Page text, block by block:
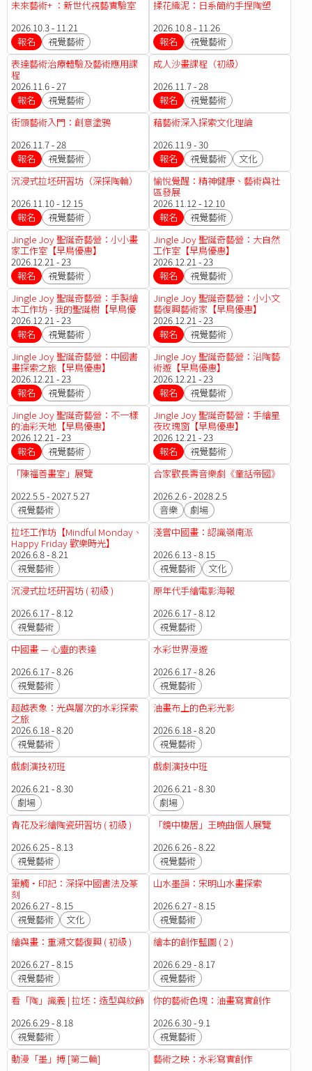
未來藝術+ ：新世代視藝實驗室
2026.10.3 - 11.21
報名
視覺藝術
揉花織泥：日系簡約手捏陶塑
2026.10.8 - 11.26
報名
視覺藝術
表達藝術治療體驗及藝術應用課
程
2026.11.6 - 27
報名
視覺藝術
成人沙畫課程（初級）
2026.11.7 - 28
報名
視覺藝術
街頭藝術入門：創意塗鴉
2026.11.7 - 28
報名
視覺藝術
藉藝術深入探索文化理論
2026.11.9 - 30
報名
視覺藝術
文化
沉浸式拉坯研習坊（深探陶輪）
2026.11.10 - 12.15
報名
視覺藝術
愉悅覺醒：精神健康、藝術與社
區發展
2026.11.12 - 12.10
報名
視覺藝術
Jingle Joy 聖誕奇藝營：小小畫
家工作室【早鳥優惠】
2026.12.21 - 23
報名
視覺藝術
Jingle Joy 聖誕奇藝營：大自然
工作室【早鳥優惠】
2026.12.21 - 23
報名
視覺藝術
Jingle Joy 聖誕奇藝營：手製繪
本工作坊 - 我的聖誕樹【早鳥優
惠】
2026.12.21 - 23
報名
視覺藝術
Jingle Joy 聖誕奇藝營：小小文
藝復興藝術家【早鳥優惠】
2026.12.21 - 23
報名
視覺藝術
Jingle Joy 聖誕奇藝營：中國書
畫探索之旅【早鳥優惠】
2026.12.21 - 23
報名
視覺藝術
Jingle Joy 聖誕奇藝營：沿陶藝
術遊【早鳥優惠】
2026.12.21 - 23
報名
視覺藝術
Jingle Joy 聖誕奇藝營：不一樣
的油彩天地【早鳥優惠】
2026.12.21 - 23
報名
視覺藝術
Jingle Joy 聖誕奇藝營：手繪星
夜玫瑰窗【早鳥優惠】
2026.12.21 - 23
報名
視覺藝術
「陳福善畫室」展覽
2022.5.5 - 2027.5.27
視覺藝術
合家歡長壽音樂劇《童話帝國》
2026.2.6 - 2028.2.5
音樂
劇場
拉坯工作坊【Mindful Monday、
Happy Friday 歡樂時光】
2026.6.8 - 8.21
視覺藝術
淺嘗中國畫：認識嶺南派
2026.6.13 - 8.15
視覺藝術
文化
沉浸式拉坯研習坊 ( 初級 )
2026.6.17 - 8.12
視覺藝術
原年代手繪電影海報
2026.6.17 - 8.12
視覺藝術
中國畫 — 心靈的表達
2026.6.17 - 8.26
視覺藝術
水彩世界漫遊
2026.6.17 - 8.26
視覺藝術
超越表象：光與層次的水彩探索
之旅
2026.6.18 - 8.20
視覺藝術
油畫布上的色彩光影
2026.6.18 - 8.20
視覺藝術
戲劇演技初班
2026.6.21 - 8.30
劇場
戲劇演技中班
2026.6.21 - 8.30
劇場
青花及彩繪陶瓷研習坊 ( 初級 )
2026.6.25 - 8.13
視覺藝術
「鏡中棲居」王曉曲個人展覽
2026.6.26 - 8.22
視覺藝術
筆觸•印記：深探中國書法及篆
刻
2026.6.27 - 8.15
視覺藝術
文化
山水墨韻：宋明山水畫探索
2026.6.27 - 8.15
視覺藝術
繪與畫：重溯文藝復興 ( 初級 )
2026.6.27 - 8.15
視覺藝術
繪本的創作藍圖 ( 2 )
2026.6.29 - 8.17
視覺藝術
看「陶」識義 | 拉坯：造型與紋飾
2026.6.29 - 8.18
視覺藝術
你的藝術色塊：油畫寫實創作
2026.6.30 - 9.1
視覺藝術
動漫「墨」搏 [第二輪]
藝術之映：水彩寫實創作